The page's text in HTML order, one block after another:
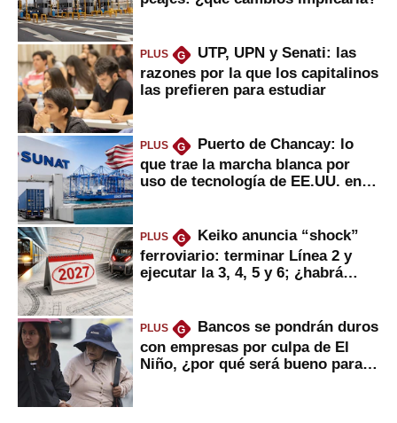
PLUS G
UTP, UPN y Senati: las
razones por la que los capitalinos
las prefieren para estudiar
PLUS G
Puerto de Chancay: lo
que trae la marcha blanca por
uso de tecnología de EE.UU. en
PLUS G
Keiko anuncia “shock”
ferroviario: terminar Línea 2 y
ejecutar la 3, 4, 5 y 6; ¿habrá
PLUS G
Bancos se pondrán duros
con empresas por culpa de El
Niño, ¿por qué será bueno para